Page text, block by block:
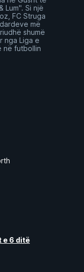
Lum". Si një
FC Struga
më
shumë
nga Liga e
në futbollin
e 6 ditë